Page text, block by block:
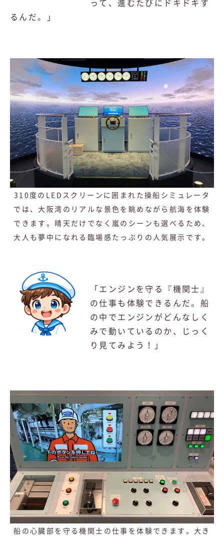
って、進むたびにドキドキす
るんだ。」
310度のLEDスクリーンに囲まれた操船シミュレータ
では、大阪湾のリアルな景色を眺めながら航海を体験
できます。晴天だけでなく嵐のシーンも選べるため、
大人も夢中になれる臨場感たっぷりの人気展示です。
「エンジンを守る『機関士』
の仕事も体験できるんだ。船
の中でエンジンがどんなしく
みで動いているのか、じっく
り見てみよう！」
船の心臓部を守る機関士の仕事を体験できます。大き